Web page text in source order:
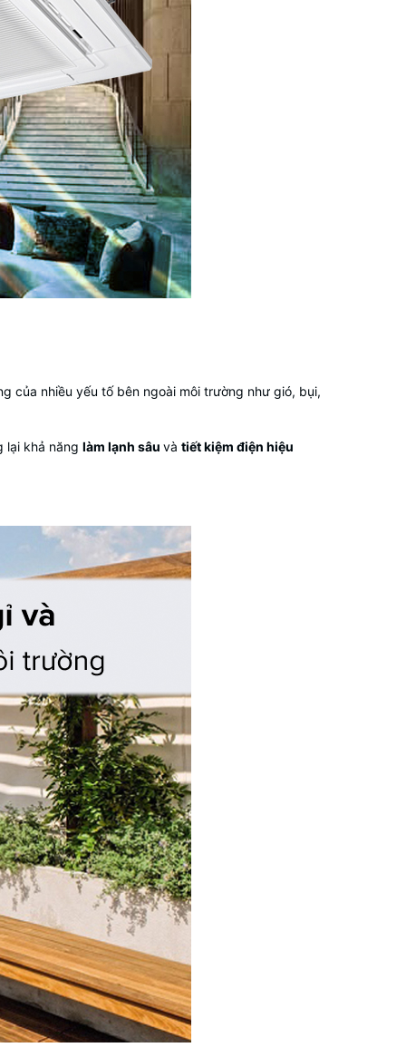
của nhiều yếu tố bên ngoài môi trường như gió, bụi,
lại khả năng làm lạnh sâu và tiết kiệm điện hiệu